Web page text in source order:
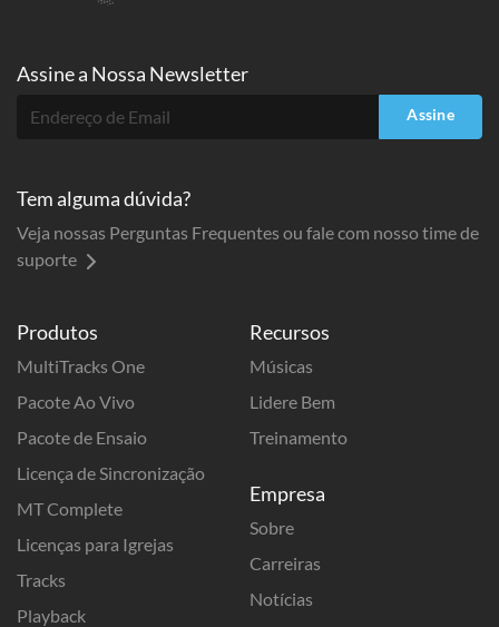
Produtos
MultiTracks One
Pacote Ao Vivo
Pacote de Ensaio
Licença de Sincronização
MT Complete
Licenças para Igrejas
Tracks
Playback
Recursos
Músicas
Lidere Bem
Treinamento
Empresa
Sobre
Carreiras
Notícias
Assine a Nossa Newsletter
Assine
Tem alguma dúvida?
Veja nossas Perguntas Frequentes ou fale com nosso time de
suporte